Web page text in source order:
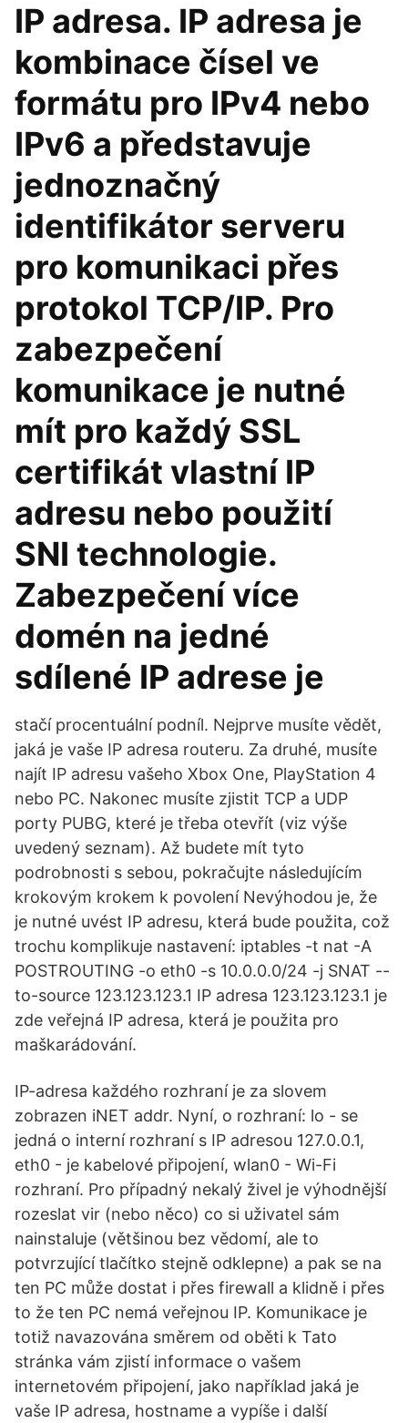
IP adresa. IP adresa je
kombinace čísel ve
formátu pro IPv4 nebo
IPv6 a představuje
jednoznačný
identifikátor serveru
pro komunikaci přes
protokol TCP/IP. Pro
zabezpečení
komunikace je nutné
mít pro každý SSL
certifikát vlastní IP
adresu nebo použití
SNI technologie.
Zabezpečení více
domén na jedné
sdílené IP adrese je
stačí procentuální podníl. Nejprve musíte vědět,
jaká je vaše IP adresa routeru. Za druhé, musíte
najít IP adresu vašeho Xbox One, PlayStation 4
nebo PC. Nakonec musíte zjistit TCP a UDP
porty PUBG, které je třeba otevřít (viz výše
uvedený seznam). Až budete mít tyto
podrobnosti s sebou, pokračujte následujícím
krokovým krokem k povolení Nevýhodou je, že
je nutné uvést IP adresu, která bude použita, což
trochu komplikuje nastavení: iptables -t nat -A
POSTROUTING -o eth0 -s 10.0.0.0/24 -j SNAT --
to-source 123.123.123.1 IP adresa 123.123.123.1 je
zde veřejná IP adresa, která je použita pro
maškarádování.
IP-adresa každého rozhraní je za slovem
zobrazen iNET addr. Nyní, o rozhraní: lo - se
jedná o interní rozhraní s IP adresou 127.0.0.1,
eth0 - je kabelové připojení, wlan0 - Wi-Fi
rozhraní. Pro případný nekalý živel je výhodnější
rozeslat vir (nebo něco) co si uživatel sám
nainstaluje (většinou bez vědomí, ale to
potvrzující tlačítko stejně odklepne) a pak se na
ten PC může dostat i přes firewall a klidně i přes
to že ten PC nemá veřejnou IP. Komunikace je
totiž navazována směrem od oběti k Tato
stránka vám zjistí informace o vašem
internetovém připojení, jako například jaká je
vaše IP adresa, hostname a vypíše i další